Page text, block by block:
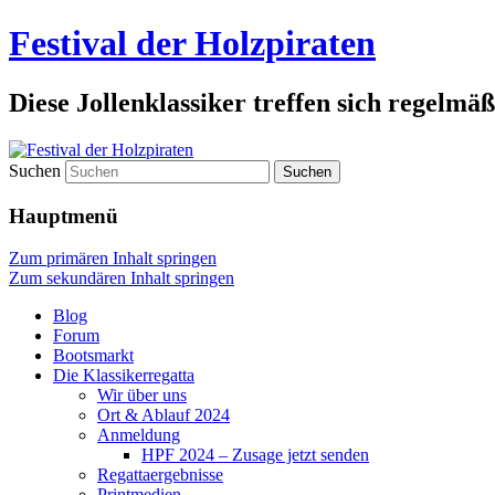
Festival der Holzpiraten
Diese Jollenklassiker treffen sich
Suchen
Hauptmenü
Zum primären Inhalt springen
Zum sekundären Inhalt springen
Blog
Forum
Bootsmarkt
Die Klassikerregatta
Wir über uns
Ort & Ablauf 2024
Anmeldung
HPF 2024 – Zusage jetzt senden
Regattaergebnisse